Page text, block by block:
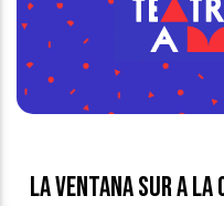
LA VENTANA SUR A LA